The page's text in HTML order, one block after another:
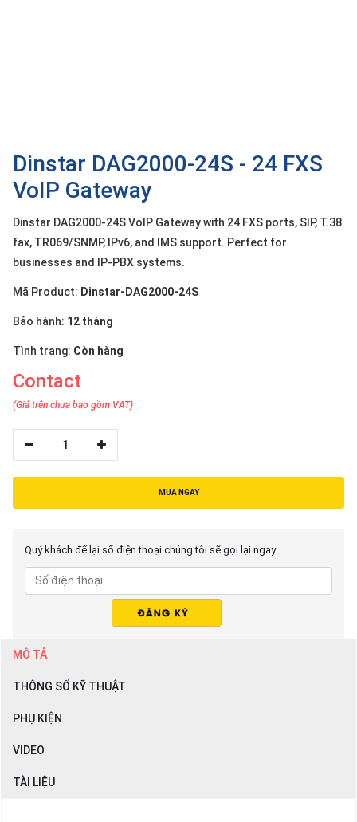
Dinstar DAG2000-24S - 24 FXS
VoIP Gateway
Dinstar DAG2000-24S VoIP Gateway with 24 FXS ports, SIP, T.38
fax, TR069/SNMP, IPv6, and IMS support. Perfect for
businesses and IP-PBX systems.
Mã Product: Dinstar-DAG2000-24S
Bảo hành: 12 tháng
Tình trạng: Còn hàng
Contact
(Giá trên chưa bao gồm VAT)
1
MUA NGAY
Quý khách để lại số điện thoại chúng tôi sẽ gọi lại ngay.
MÔ TẢ
THÔNG SỐ KỸ THUẬT
PHỤ KIỆN
VIDEO
TÀI LIỆU
Contact
Giới
thiệu
LANGUAGE